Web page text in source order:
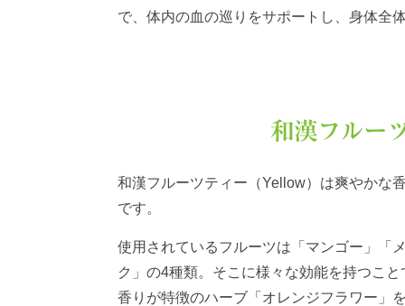
で、体内の血の巡りをサポートし、身体全
和漢フルー
和漢フルーツティー（Yellow）は爽やかな
です。
使用されているフルーツは「マンゴー」「
ク」の4種類。そこに様々な効能を持つこ
香りが特徴のハーブ「オレンジフラワー」